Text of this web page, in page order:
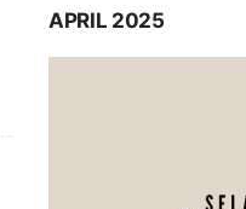
APRIL 2025